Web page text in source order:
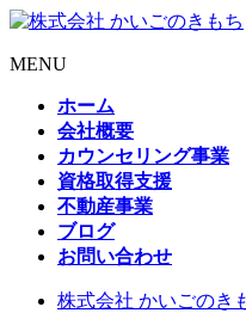
MENU
ホーム
会社概要
カウンセリング事業
資格取得支援
不動産事業
ブログ
お問い合わせ
株式会社 かいごのき